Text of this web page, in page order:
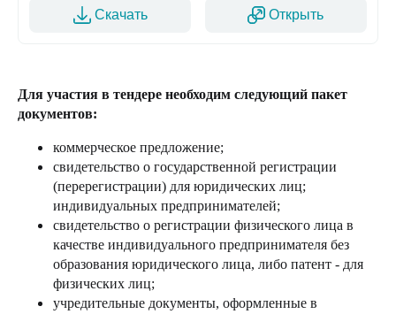
Скачать Открыть
Для участия в тендере необходим следующий пакет
документов:
коммерческое предложение;
свидетельство о государственной регистрации
(перерегистрации) для юридических лиц;
индивидуальных предпринимателей;
свидетельство о регистрации физического лица в
качестве индивидуального предпринимателя без
образования юридического лица, либо патент - для
физических лиц;
учредительные документы, оформленные в